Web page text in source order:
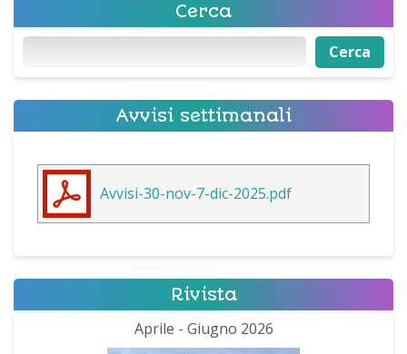
Cerca
Cerca Cerca
Avvisi settimanali
Avvisi-30-nov-7-dic-2025.pdf
Rivista
Aprile - Giugno 2026